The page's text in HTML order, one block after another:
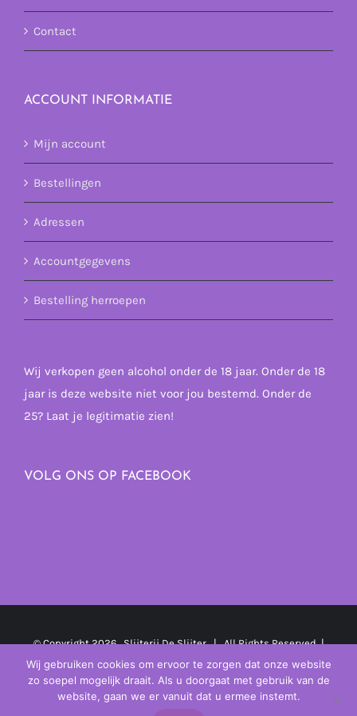
Contact
ACCOUNT INFORMATIE
Mijn account
Bestellingen
Adressen
Accountgegevens
Bestelling herroepen
Wij verkopen geen alcohol onder de 18 jaar. Onder de 18
jaar is deze website niet voor jou bestemd. Onder de
25? Laat je legitimatie zien!
VOLG ONS OP FACEBOOK
© Copyright2026 Slijterij De Slijter | All Rights Reserved |
Powered by MplusKASSA Woocommerce& WooCommerce
Kassasysteem
Wij gebruiken cookies om ervoor te zorgen dat onze website
zo soepel mogelijk draait. Als u doorgaat met gebruik van de
website, gaan we er vanuit dat u ermee instemt.